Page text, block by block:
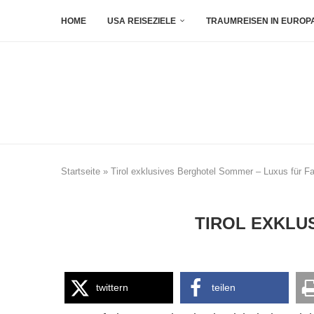
HOME USA REISEZIELE TRAUMREISEN IN
Startseite » Tirol exklusives Berghotel Sommer – Luxus für
TIROL
twittern teilen